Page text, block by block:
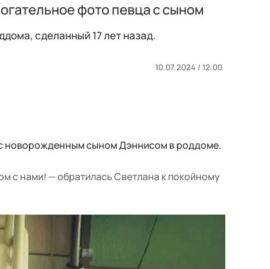
фото певца с сыном
сделанный 17 лет назад.
10.07.2024 / 12:00
с новорожденным сыном Дэннисом в роддоме.
с нами! — обратилась Светлана к покойному